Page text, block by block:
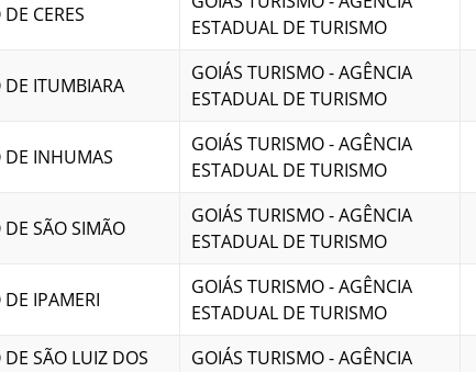
CERES
ESTADUAL DE TURISMO
ITUMBIARA
GOIÁS TURISMO - AGÊNCIA
ESTADUAL DE TURISMO
INHUMAS
GOIÁS TURISMO - AGÊNCIA
ESTADUAL DE TURISMO
SÃO SIMÃO
GOIÁS TURISMO - AGÊNCIA
ESTADUAL DE TURISMO
IPAMERI
GOIÁS TURISMO - AGÊNCIA
ESTADUAL DE TURISMO
SÃO LUIZ DOS GOIÁS TURISMO - AGÊNCIA